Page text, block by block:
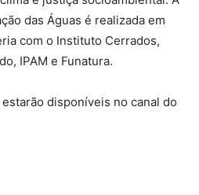
das Águas é realizada em
com o Instituto Cerrados,
IPAM e Funatura.
disponíveis no canal do